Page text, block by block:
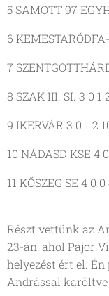
5 SAMOTT 97
6
7
8 SZAK III. SI. 3 0 1
9 IKERVÁR 3 0 1 2
10 NÁDASD KSE 4
11 KŐSZEG SE 4 0
Részt vettünk az
23-án, ahol Pajor
helyezést ért el.
Andrással karöltve